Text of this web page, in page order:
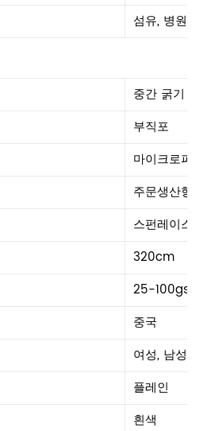
섬유, 병원, 농
중간 굵기
부직포
마이크로파이
주문생산형
스펀레이스
320cm
25-100gsm
중국
여성, 남성, 소
플레인
흰색